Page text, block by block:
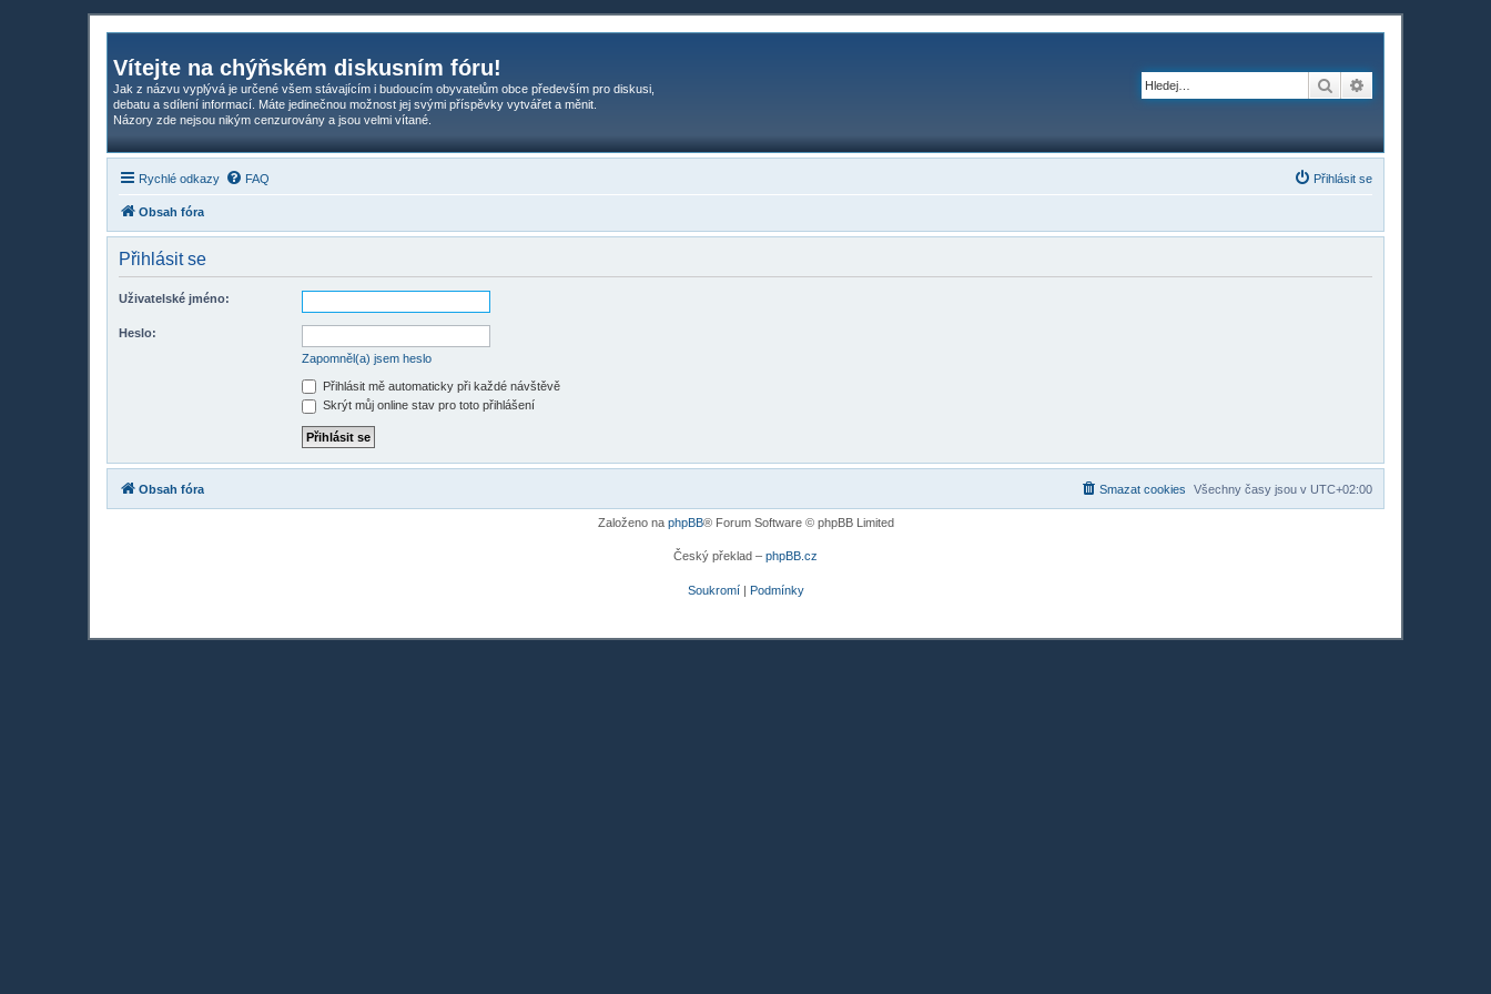
Vítejte na chýňském diskusním fóru!
Jak z názvu vyplývá je určené všem stávajícím i budoucím obyvatelům obce především pro diskusi,
debatu a sdílení informací. Máte jedinečnou možnost jej svými příspěvky vytvářet a měnit.
Názory zde nejsou nikým cenzurovány a jsou velmi vítané.
Hledat
Rychlé odkazy FAQ Přihlásit se
Obsah fóra
Přihlásit se
Uživatelské jméno:
Heslo:
Zapomněl(a) jsem heslo
Přihlásit mě automaticky při každé návštěvě
Skrýt můj online stav pro toto přihlášení
Obsah fóra Všechny časy jsou v UTC+02:00
Smazat cookies
Založeno na phpBB® Forum Software © phpBB Limited
Český překlad – phpBB.cz
Soukromí| Podmínky